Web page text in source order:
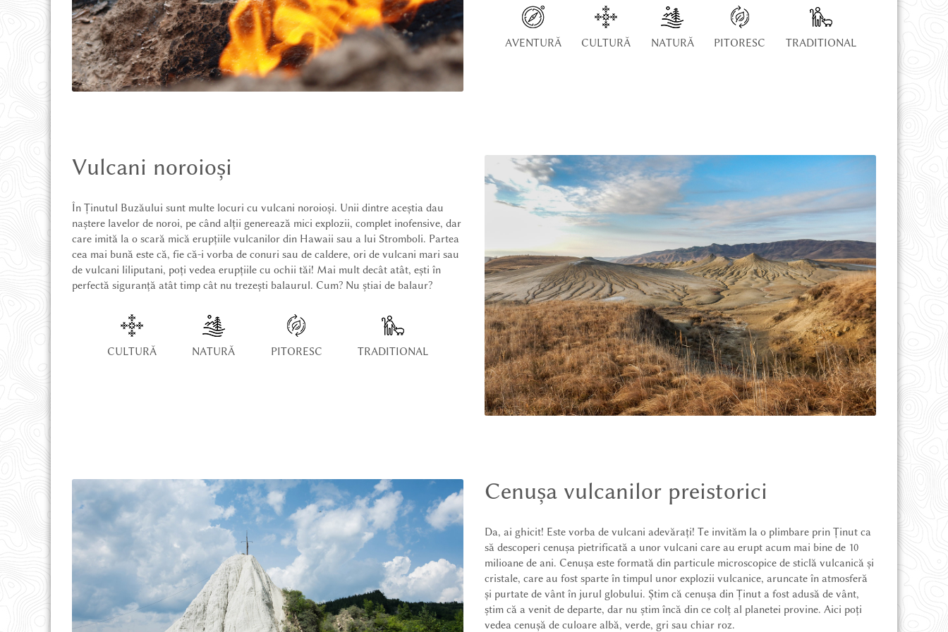
VIEW IN ENGLISH
OFERTĂ EDUCAȚIONALĂ
DESPRE NOI
DESPRE ȚINUT
AVENTURĂ CULTURĂ NATURĂ PITORESC TRADITIONAL
Vulcani noroioși
În Ținutul Buzăului sunt multe locuri cu vulcani noroioși. Unii dintre aceștia dau
naștere lavelor de noroi, pe când alții generează mici explozii, complet inofensive, dar
care imită la o scară mică erupțiile vulcanilor din Hawaii sau a lui Stromboli. Partea
cea mai bună este că, fie că-i vorba de conuri sau de caldere, ori de vulcani mari sau
de vulcani liliputani, poți vedea erupțiile cu ochii tăi! Mai mult decât atât, ești în
perfectă siguranță atât timp cât nu trezești balaurul. Cum? Nu știai de balaur?
CULTURĂ NATURĂ PITORESC TRADITIONAL
Cenușa vulcanilor preistorici
Da, ai ghicit! Este vorba de vulcani adevărați! Te invităm la o plimbare prin Ținut ca
să descoperi cenușa pietrificată a unor vulcani care au erupt acum mai bine de 10
milioane de ani. Cenușa este formată din particule microscopice de sticlă vulcanică și
cristale, care au fost sparte în timpul unor explozii vulcanice, aruncate în atmosferă
și purtate de vânt în jurul globului. Știm că cenușa din Ținut a fost adusă de vânt,
știm că a venit de departe, dar nu știm încă din ce colț al planetei provine. Aici poți
vedea cenușă de culoare albă, verde, gri sau chiar roz.